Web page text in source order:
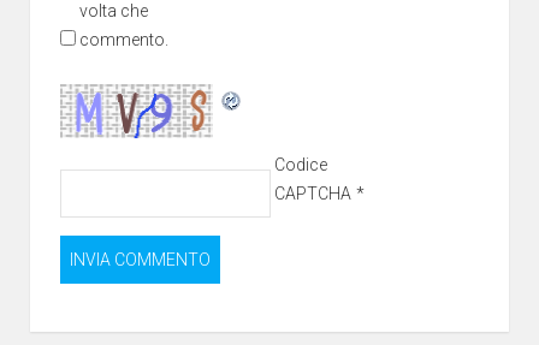
volta che
commento.
Codice
CAPTCHA *